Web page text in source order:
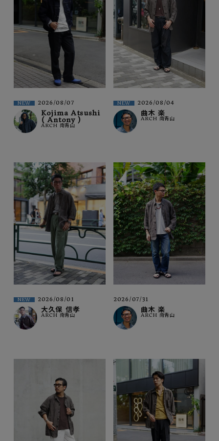
特定商取引法について
お問い合わせ
OFFICIAL WEB SITE
ACCOUNT MENU
ようこそ ゲスト 様
ログイン person 会員登録
NEW 2026/08/07
Kojima Atsushi
( Antony )
ARCH 南青山
NEW 2026/08/04
曲木 楽
ARCH 南青山
NEW 2026/08/01
大久保 信孝
ARCH 南青山
2026/07/31
曲木 楽
ARCH 南青山